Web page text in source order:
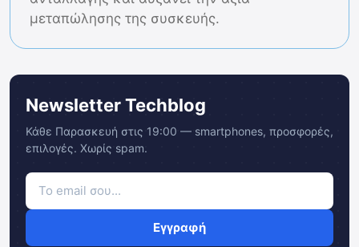
μεταπώλησης της συσκευής.
Newsletter Techblog
Κάθε Παρασκευή στις 19:00 — smartphones, προσφορές,
επιλογές. Χωρίς spam.
Εγγραφή